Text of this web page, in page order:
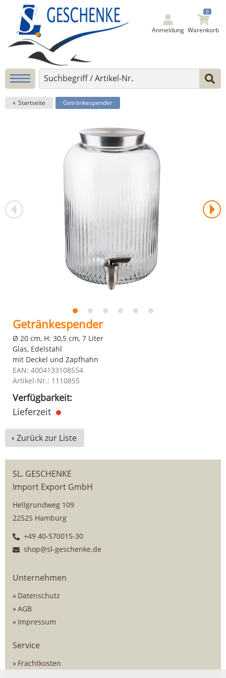
Anmeldung
0
Warenkorb
Startseite Getränkespender
Getränkespender
Ø 20 cm, H: 30,5 cm, 7 Liter
Glas, Edelstahl
mit Deckel und Zapfhahn
EAN: 4004133108554
Artikel-Nr.: 1110855
Verfügbarkeit:
Lieferzeit
Zurück zur Liste
SL. GESCHENKE
Import Export GmbH
Hellgrundweg 109
22525 Hamburg
+49 40-570015-30
shop@sl-geschenke.de
Unternehmen
Datenschutz
AGB
Impressum
Service
Frachtkosten